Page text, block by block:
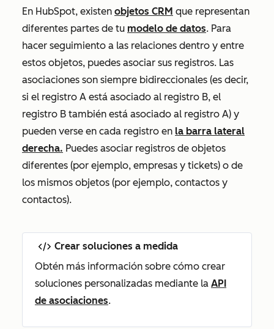
En HubSpot, existen objetos CRM que representan
diferentes partes de tu modelo de datos. Para
hacer seguimiento a las relaciones dentro y entre
estos objetos, puedes asociar sus registros. Las
asociaciones son siempre bidireccionales (es decir,
si el registro A está asociado al registro B, el
registro B también está asociado al registro A) y
pueden verse en cada registro en la barra lateral
derecha. Puedes asociar registros de objetos
diferentes (por ejemplo, empresas y tickets) o de
los mismos objetos (por ejemplo, contactos y
contactos).
Crear soluciones a medida
Obtén más información sobre cómo crear
soluciones personalizadas mediante la API
de asociaciones.